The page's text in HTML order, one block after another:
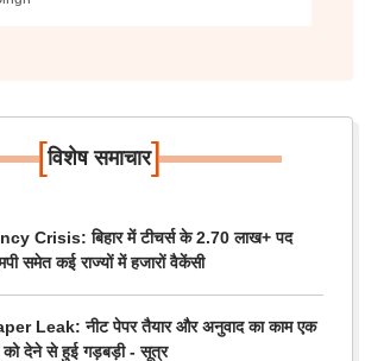
[विशेष समाचार]
Crisis: बिहार में टीचर्स के 2.70 लाख+ पद
समेत कई राज्यों में हजारों वैकेंसी
Leak: नीट पेपर तैयार और अनुवाद का काम एक
को देने से हुई गड़बड़ी - सूत्र